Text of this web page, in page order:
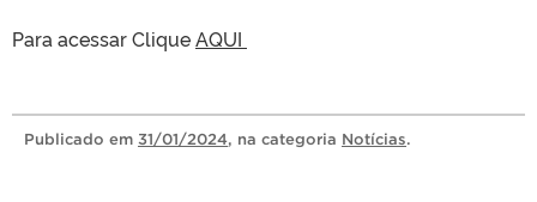
Para acessar CliqueAQUI
Publicado em 31/01/2024, na categoria Notícias.